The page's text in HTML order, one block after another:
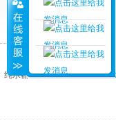
纯水器 - 氢气发生器 - 氮